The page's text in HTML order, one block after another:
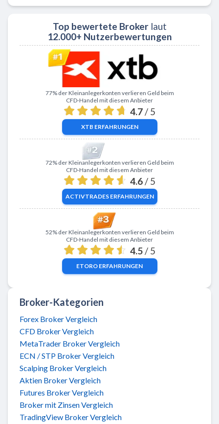
Top bewertete Brokerlaut
12.000+ Nutzerbewertungen
Zu XTB
77% der Kleinanlegerkonten verlieren Geld beim
CFD-Handel mit diesem Anbieter
4.7 / 5
XTB ERFAHRUNGEN
Zu ActivTrades
72% der Kleinanlegerkonten verlieren Geld beim
CFD-Handel mit diesem Anbieter
4.6 / 5
ACTIVTRADESERFAHRUNGEN
Zu eToro
52% der Kleinanlegerkonten verlieren Geld beim
CFD-Handel mit diesem Anbieter
4.5 / 5
ETORO ERFAHRUNGEN
Broker-Kategorien
Forex Broker Vergleich
CFD Broker Vergleich
MetaTrader Broker Vergleich
ECN / STP Broker Vergleich
Scalping Broker Vergleich
Aktien Broker Vergleich
Futures Broker Vergleich
Broker mit Zinsen Vergleich
TradingView Broker Vergleich